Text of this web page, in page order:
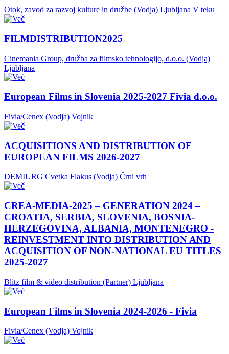
Otok, zavod za razvoj kulture in družbe (Vodja) Ljubljana V teku
FILMDISTRIBUTION2025
Cinemania Group, družba za filmsko tehnologijo, d.o.o. (Vodja)
Ljubljana
European Films in Slovenia 2025-2027 Fivia d.o.o.
Fivia/Cenex (Vodja) Vojnik
ACQUISITIONS AND DISTRIBUTION OF
EUROPEAN FILMS 2026-2027
DEMIURG Cvetka Flakus (Vodja) Črni vrh
CREA-MEDIA-2025 – GENERATION 2024 –
CROATIA, SERBIA, SLOVENIA, BOSNIA-
HERZEGOVINA, ALBANIA, MONTENEGRO -
REINVESTMENT INTO DISTRIBUTION AND
ACQUISITION OF NON-NATIONAL EU TITLES
2025-2027
Blitz film & video distribution (Partner) Ljubljana
European Films in Slovenia 2024-2026 - Fivia
Fivia/Cenex (Vodja) Vojnik